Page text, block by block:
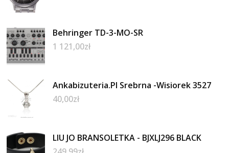
Behringer TD-3-MO-SR
1 121,00zł
Ankabizuteria.Pl Srebrna -Wisiorek 3527
40,00zł
LIU JO BRANSOLETKA - BJXLJ296 BLACK